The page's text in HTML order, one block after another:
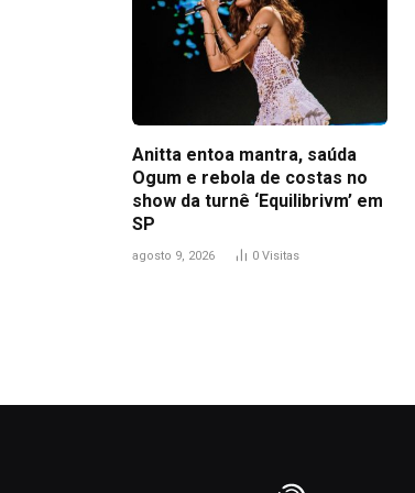
Anitta entoa mantra, saúda
Ogum e rebola de costas no
show da turnê ‘Equilibrivm’ em
SP
agosto 9, 2026 0 Visitas